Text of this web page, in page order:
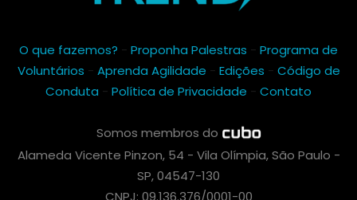
O que fazemos? - Proponha Palestras - Programa de
Voluntários - Aprenda Agilidade - Edições - Código de
Conduta - Política de Privacidade - Contato
Somos membros do
Alameda Vicente Pinzon, 54 - Vila Olímpia, São Paulo -
SP, 04547-130
CNPJ: 09.136.376/0001-00